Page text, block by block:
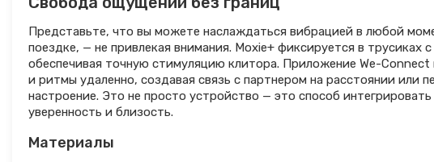
Представьте, что вы можете наслаждаться вибрацией в любой
поездке, — не привлекая внимания. Moxie+ фиксируется в трусиках
обеспечивая точную стимуляцию клитора. Приложение We-Connect
и ритмы удаленно, создавая связь с партнером на расстоянии или
настроение. Это не просто устройство — это способ
уверенность и близость.
Материалы